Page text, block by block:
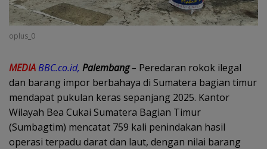
oplus_0
MEDIABBC.co.id, Palembang– Peredaran rokok ilegal
dan barang impor berbahaya di Sumatera bagian timur
mendapat pukulan keras sepanjang 2025. Kantor
Wilayah Bea Cukai Sumatera Bagian Timur
(Sumbagtim) mencatat 759 kali penindakan hasil
operasi terpadu darat dan laut, dengan nilai barang